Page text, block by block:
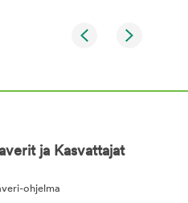
ja Kasvattajat
ohjelma